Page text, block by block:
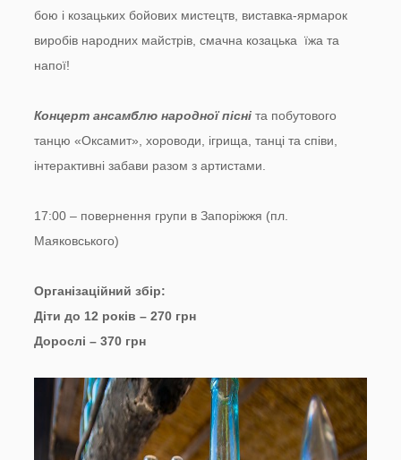
бою і козацьких бойових мистецтв, виставка-ярмарок
виробів народних майстрів, смачна козацька їжа та
напої!
Концерт ансамблю народної пісніта побутового
танцю «Оксамит», хороводи, ігрища, танці та співи,
інтерактивні забави разом з артистами.
17:00 – повернення групи в Запоріжжя (пл.
Маяковського)
Організаційний збір:
Діти до 12 років – 270 грн
Дорослі – 370 грн